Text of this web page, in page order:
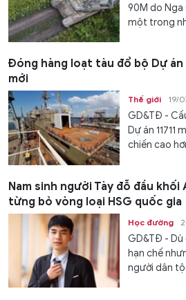
90M do Nga
một trong
Đóng hàng loạt tàu đổ bộ Dự án
mới
Thế giới 19/
GD&TĐ -
Dự án 11711
chiến cao
Nam sinh người Tày đỗ đầu khối
từng bỏ vòng loại HSG quốc gia
Học đường
GD&TĐ -
hạn chế
người dân